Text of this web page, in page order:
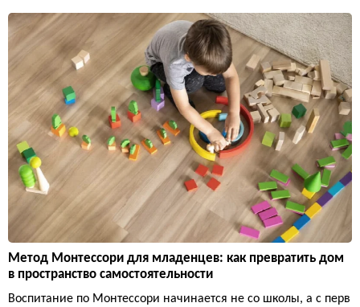
Метод Монтессори для младенцев: как превратить дом
в пространство самостоятельности
Воспитание по Монтессори начинается не со школы, а с перв